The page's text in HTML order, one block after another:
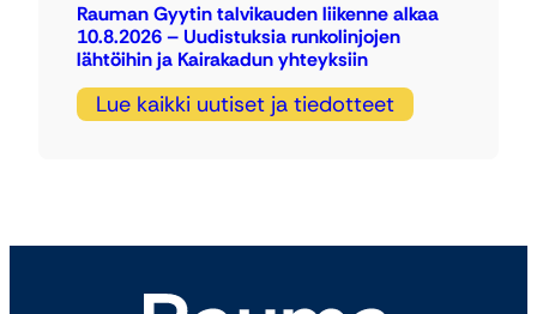
Rauman Gyytin talvikauden liikenne alkaa
10.8.2026 – Uudistuksia runkolinjojen
lähtöihin ja Kairakadun yhteyksiin
Lue kaikki uutiset ja tiedotteet